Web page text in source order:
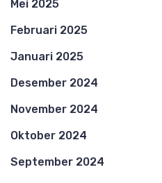
Mei 2025
Februari 2025
Januari 2025
Desember 2024
November 2024
Oktober 2024
September 2024